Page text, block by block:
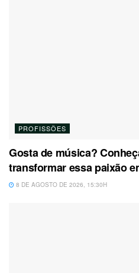
PROFISSÕES
Gosta de música?
transformar essa paixão
8 DE AGOSTO DE 2026, 15:30H